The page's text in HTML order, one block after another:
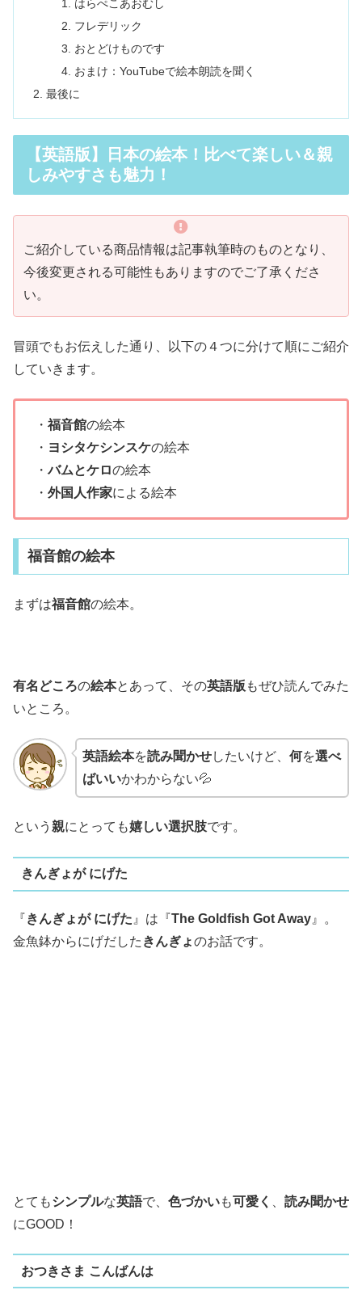
はらぺこあおむし
フレデリック
おとどけものです
おまけ：YouTubeで絵本朗読を聞く
最後に
【英語版】日本の絵本！比べて楽しい＆親
しみやすさも魅力！
ご紹介している商品情報は記事執筆時のものとなり、
今後変更される可能性もありますのでご了承くださ
い。
冒頭でもお伝えした通り、以下の４つに分けて順にご紹介
していきます。
・ 福音館の絵本
・ ヨシタケシンスケの絵本
・バムとケロの絵本
・ 外国人作家による絵本
福音館の絵本
まずは福音館の絵本。
有名どころの絵本とあって、その英語版 もぜひ読んでみた
いところ。
英語絵本を読み聞かせしたいけど、 何を選べ
ばいいかわからない💦
という 親にとっても嬉しい選択肢です。
きんぎょが にげた
『きんぎょが にげた 』は『The Goldfish Got Away 』。
金魚鉢からにげだした きんぎょのお話です。
とてもシンプルな英語で、 色づかいも可愛く
読み聞かせ
にGOOD！
おつきさま こんばんは